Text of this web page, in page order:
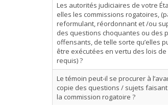
Les autorités judiciaires de votre
elles les commissions rogatoires,
reformulant, réordonnant et /ou
des questions choquantes ou des
offensants, de telle sorte qu’elles
être exécutées en vertu des lois de
requis) ?
Le témoin peut-il se procurer à
copie des questions / sujets faisant
la commission rogatoire ?